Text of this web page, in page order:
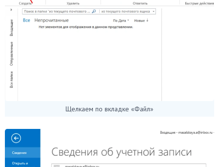
Щелкаем по вкладке «Файл»